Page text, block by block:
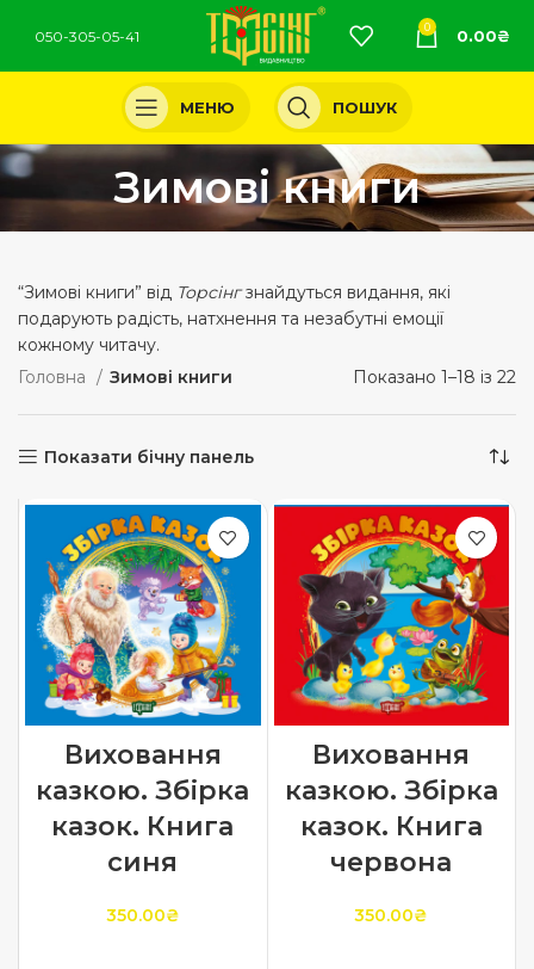
050-305-05-41
0 0.00₴
МЕНЮ ПОШУК
Зимові книги
“Зимові книги” від Торсінгзнайдуться видання, які
подарують радість, натхнення та незабутні емоції
кожному читачу.
Головна
Зимові книги Показано 1–18 із 22
Показати бічну панель
Виховання
казкою. Збірка
казок. Книга
синя
350.00₴
Виховання
казкою. Збірка
казок. Книга
червона
350.00₴